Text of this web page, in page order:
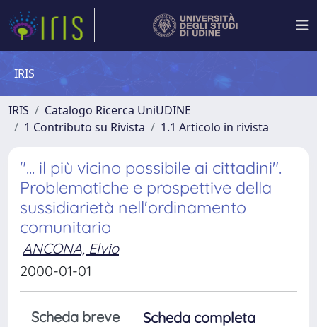
IRIS
IRIS
Catalogo Ricerca UniUDINE
1 Contributo su Rivista
1.1 Articolo in rivista
"... il più vicino possibile ai cittadini".
Problematiche e prospettive della
sussidiarietà nell'ordinamento
comunitario
ANCONA, Elvio
2000-01-01
Scheda breve
Scheda completa